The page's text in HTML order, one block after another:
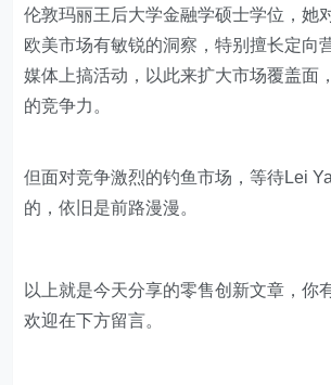
伦敦玛丽王后大学金融学硕士学位，她
欧美市场有敏锐的洞察，特别擅长定向
媒体上搞活动，以此来扩大市场覆盖面
的竞争力。
但面对竞争激烈的钓鱼市场，等待Lei
的，依旧是前路漫漫。
以上就是今天分享的零售创新文章，你
欢迎在下方留言。